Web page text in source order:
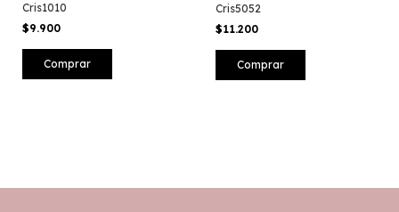
Cris1010
$9.900
Comprar
Cris5052
$11.200
Comprar